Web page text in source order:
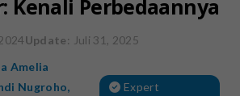
Kenali Perbedaannya
Update: Juli 31, 2025
Amelia
Nugroho,
Expert